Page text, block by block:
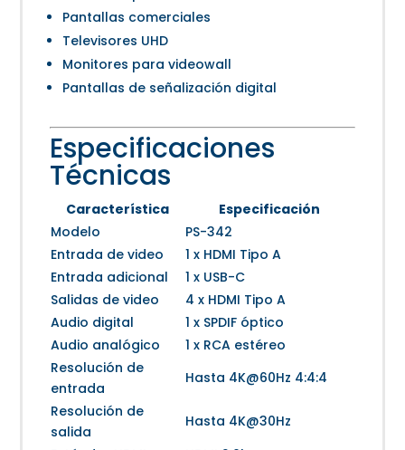
Pantallas comerciales
Televisores UHD
Monitores para videowall
Pantallas de señalización digital
Especificaciones
Técnicas
Característica
Especificación
Modelo
PS-342
Entrada de video
1 x HDMI Tipo A
Entrada adicional
1 x USB-C
Salidas de video
4 x HDMI Tipo A
Audio digital
1 x SPDIF óptico
Audio analógico
1 x RCA estéreo
Resolución de
entrada
Hasta 4K@60Hz 4:4:4
Resolución de
salida
Hasta 4K@30Hz